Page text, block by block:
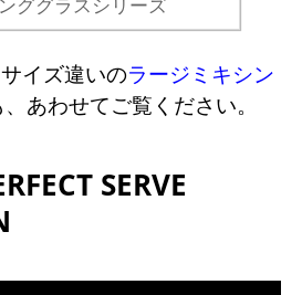
イズ違いのラージミキシン
、あわせてご覧ください。
SERVE